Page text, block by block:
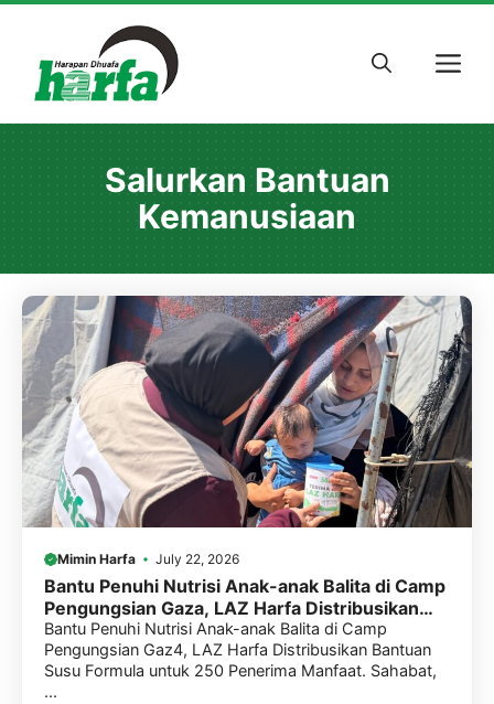
content
Salurkan Bantuan
Kemanusiaan
Mimin Harfa July 22, 2026
Bantu Penuhi Nutrisi Anak-anak Balita di Camp
Pengungsian Gaza, LAZ Harfa Distribusikan
Bantuan Susu Formula untuk 250 Penerima
Manfaat.
Bantu Penuhi Nutrisi Anak-anak Balita di Camp
Pengungsian Gaz4, LAZ Harfa Distribusikan Bantuan
Susu Formula untuk 250 Penerima Manfaat. Sahabat,
...